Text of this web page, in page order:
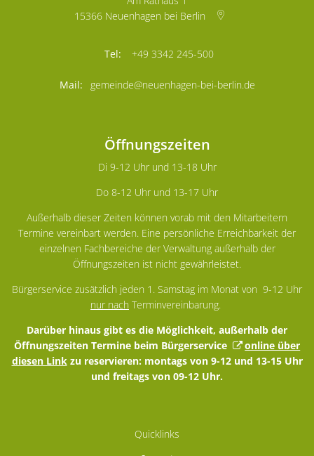
15366 Neuenhagen bei Berlin
+49 3342 245-500
gemeinde@neuenhagen-bei-berlin.de
Öffnungszeiten
Di 9-12 Uhr und 13-18 Uhr
Do 8-12 Uhr und 13-17 Uhr
Außerhalb dieser Zeiten können vorab mit den Mitarbeitern
Termine vereinbart werden. Eine persönliche Erreichbarkeit der
einzelnen Fachbereiche der Verwaltung außerhalb der
Öffnungszeiten ist nicht gewährleistet.
Bürgerservice zusätzlich jeden 1. Samstag im Monat von 9-12 Uhr
nur nach Terminvereinbarung.
Darüber hinaus gibt es die Möglichkeit, außerhalb der
Öffnungszeiten Termine beim Bürgerservice
online über
diesen Linkzu reservieren: montags von 9-12 und 13-15 Uhr
und freitags von 09-12 Uhr.
Quicklinks